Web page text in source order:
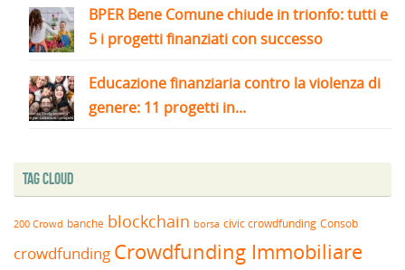
BPER Bene Comune chiude in trionfo: tutti e
5 i progetti finanziati con successo
Educazione finanziaria contro la violenza di
genere: 11 progetti in...
Tag Cloud
200 Crowd banche blockchain borsa civic crowdfunding Consob
crowdfunding Crowdfunding Immobiliare